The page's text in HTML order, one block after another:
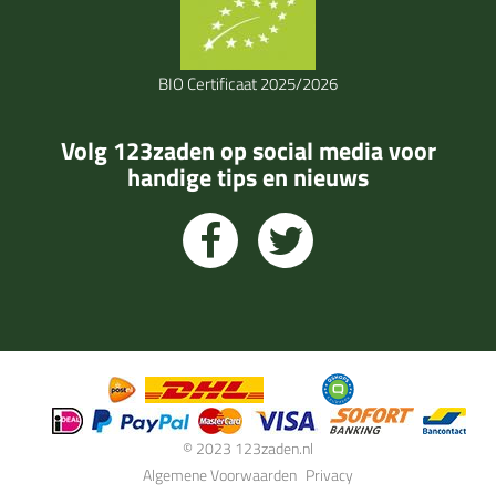
BIO Certificaat 2025/2026
Volg 123zaden op social media voor
handige tips en nieuws
© 2023 123zaden.nl
Algemene Voorwaarden Privacy